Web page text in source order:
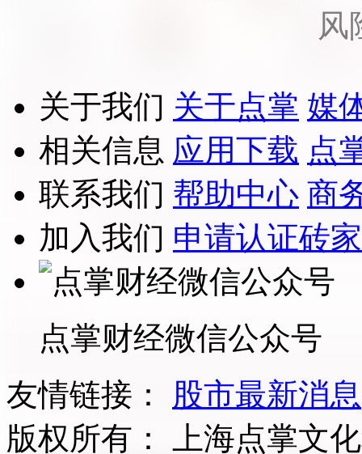
风
关于我们 关于点掌 媒
相关信息 应用下载 点
联系我们 帮助中心 商
加入我们 申请认证砖家
点掌财经微信公众号
友情链接：
股市最新消息
版权所有：
上海点掌文